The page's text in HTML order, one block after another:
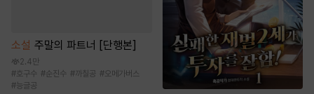
소설 주말의 파트너 [단행본]
2.4만
#호구수 #순진수 #까칠공 #오메가버스
#능글공